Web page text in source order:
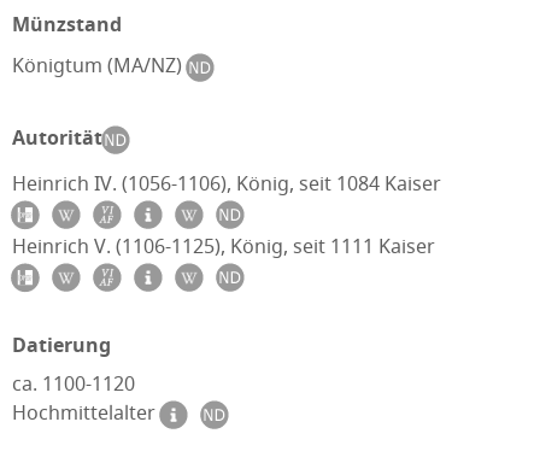
Münzstand
Königtum (MA/NZ)
Autorität
Heinrich IV. (1056-1106), König, seit 1084 Kaiser
Heinrich V. (1106-1125), König, seit 1111 Kaiser
Datierung
ca. 1100-1120
Hochmittelalter